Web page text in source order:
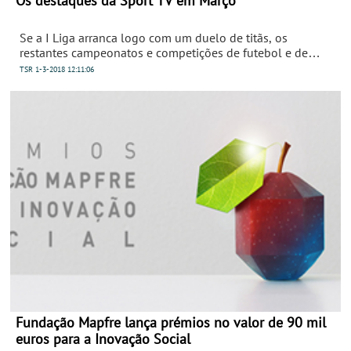
Se a I Liga arranca logo com um duelo de titãs, os
restantes campeonatos e competições de futebol e de
restantes modalidades também não desiludem. Março é o
TSR 1-3-2018 12:11:06
Fundação Mapfre lança prémios no valor de 90 mil
euros para a Inovação Social